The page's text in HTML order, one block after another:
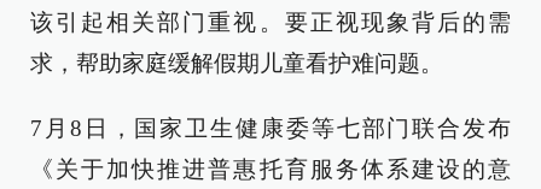
该引起相关部门重视。要正视现象背后的需
求，帮助家庭缓解假期儿童看护难问题。
7月8日，国家卫生健康委等七部门联合发布
《关于加快推进普惠托育服务体系建设的意